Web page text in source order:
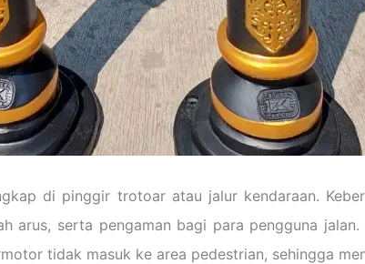
di pinggir trotoar atau jalur kendaraan.
arus, serta pengaman bagi para pengguna
tidak masuk ke area pedestrian, sehingga